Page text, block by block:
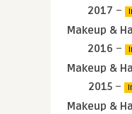
2017 –
Makeup &
2016 –
Makeup &
2015 –
Makeup &